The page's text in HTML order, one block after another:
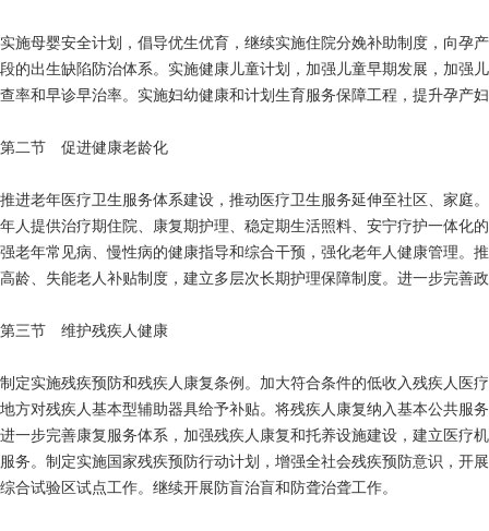
实施母婴安全计划，倡导优生优育，继续实施住院分娩补助制度，向孕
段的出生缺陷防治体系。实施健康儿童计划，加强儿童早期发展，加强
查率和早诊早治率。实施妇幼健康和计划生育服务保障工程，提升孕产
第二节 促进健康老龄化
推进老年医疗卫生服务体系建设，推动医疗卫生服务延伸至社区、家庭
年人提供治疗期住院、康复期护理、稳定期生活照料、安宁疗护一体化
强老年常见病、慢性病的健康指导和综合干预，强化老年人健康管理。
高龄、失能老人补贴制度，建立多层次长期护理保障制度。进一步完善
第三节 维护残疾人健康
制定实施残疾预防和残疾人康复条例。加大符合条件的低收入残疾人医
地方对残疾人基本型辅助器具给予补贴。将残疾人康复纳入基本公共服
进一步完善康复服务体系，加强残疾人康复和托养设施建设，建立医疗
服务。制定实施国家残疾预防行动计划，增强全社会残疾预防意识，开
综合试验区试点工作。继续开展防盲治盲和防聋治聋工作。